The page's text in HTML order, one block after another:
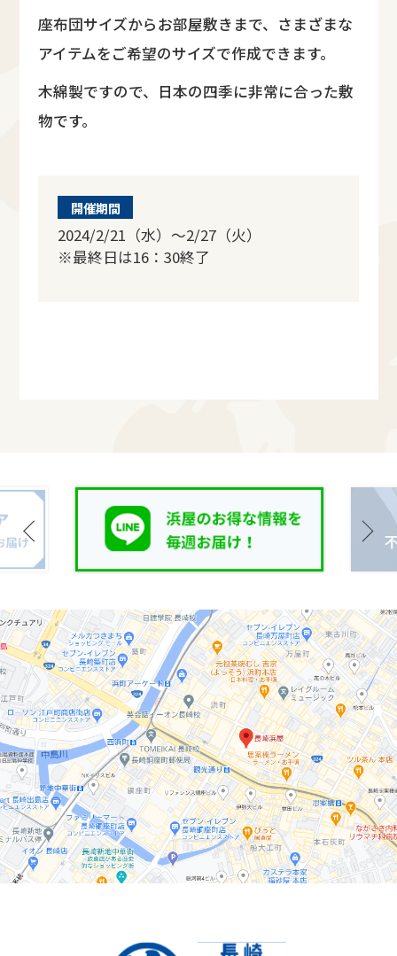
座布団サイズからお部屋敷きまで、さまざまな
アイテムをご希望のサイズで作成できます。
木綿製ですので、日本の四季に非常に合った敷
物です。
開催期間
2024/2/21（水）～2/27（火）
※最終日は16：30終了